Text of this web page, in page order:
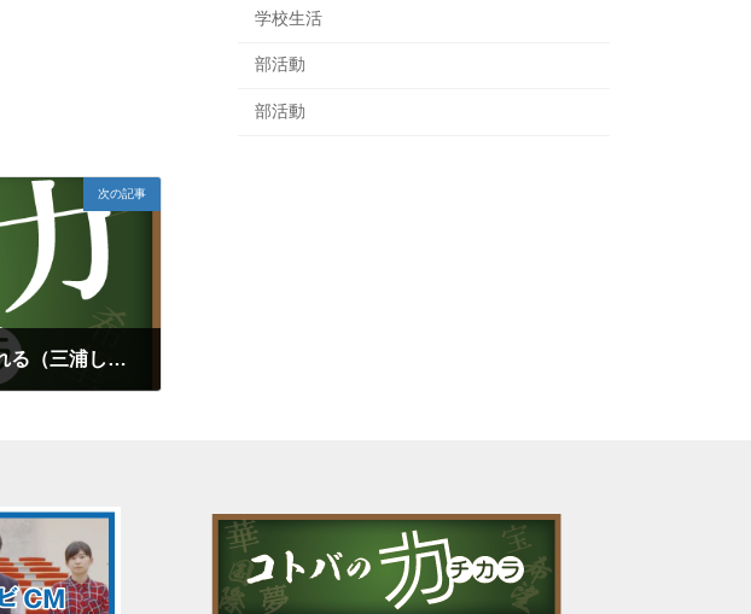
次の記事
心があるかぎり言葉は生まれる（三浦しをん）再
学校生活
部活動
部活動